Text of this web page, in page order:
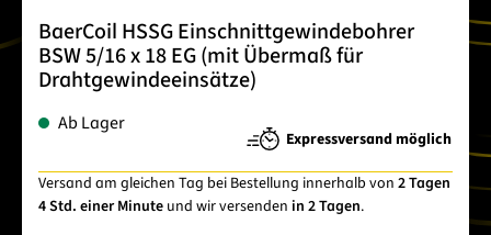
BaerCoil HSSG Einschnittgewindebohrer
BSW 5/16 x 18 EG (mit Übermaß für
Drahtgewindeeinsätze)
Ab Lager
Expressversand möglich
Versand am gleichen Tag bei Bestellung innerhalb von 2 Tagen
4 Std. einer Minute und wir versenden in 2 Tagen.